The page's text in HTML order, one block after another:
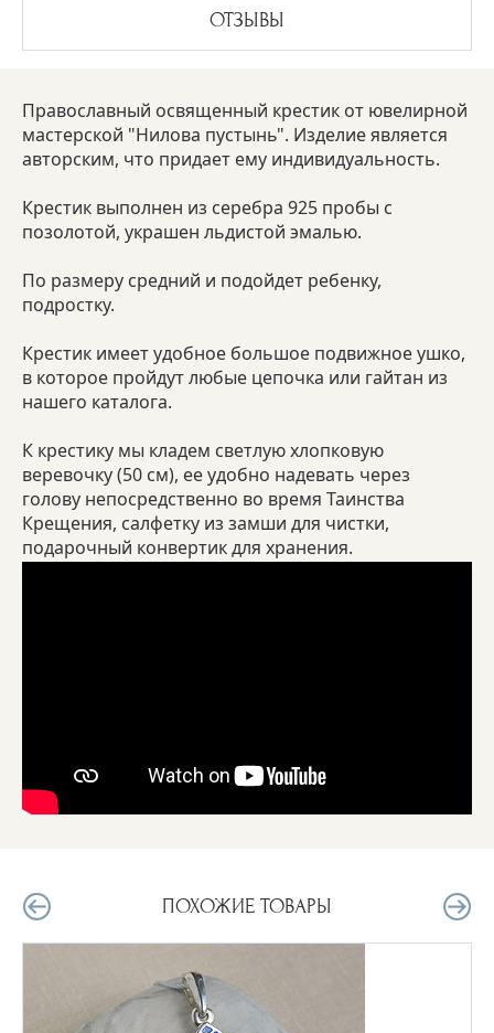
ОТЗЫВЫ
Православный освященный крестик от ювелирной
мастерской "Нилова пустынь". Изделие является
авторским, что придает ему индивидуальность.
Крестик выполнен из серебра 925 пробы с
позолотой, украшен льдистой эмалью.
По размеру средний и подойдет ребенку,
подростку.
Крестик имеет удобное большое подвижное ушко,
в которое пройдут любые цепочка или гайтан из
нашего каталога.
К крестику мы кладем светлую хлопковую
веревочку (50 см), ее удобно надевать через
голову непосредственно во время Таинства
Крещения, салфетку из замши для чистки,
подарочный конвертик для хранения.
ПОХОЖИЕ ТОВАРЫ